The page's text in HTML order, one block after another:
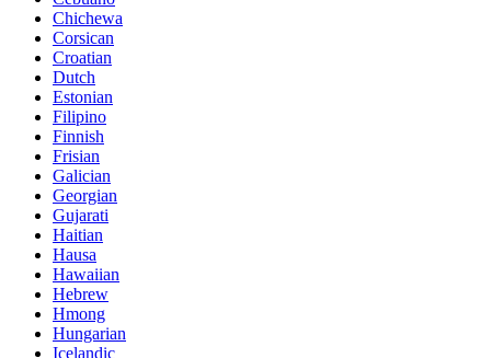
Chichewa
Corsican
Croatian
Dutch
Estonian
Filipino
Finnish
Frisian
Galician
Georgian
Gujarati
Haitian
Hausa
Hawaiian
Hebrew
Hmong
Hungarian
Icelandic